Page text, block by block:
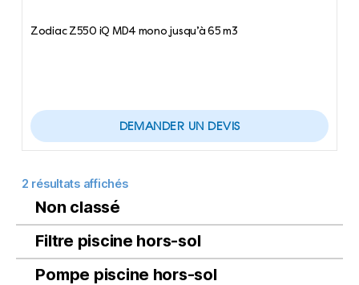
Zodiac Z550 iQ MD4 mono jusqu’à 65 m3
DEMANDER UN DEVIS
2 résultats affichés
Non classé
Filtre piscine hors-sol
Pompe piscine hors-sol